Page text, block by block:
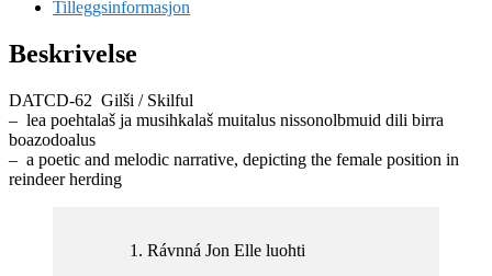
Inga
Eira,
Biret
Sara,
Ravna
Anti
Guttorm,
Patrick
Tilleggsinformasjon
Beskrivelse
DATCD-62 Gilši / Skilful
– lea poehtalaš ja musihkalaš muitalus nissonolbmuid dili birra
boazodoalus
– a poetic and melodic narrative, depicting the female position in
reindeer herding
1. Rávnná Jon Elle luohti